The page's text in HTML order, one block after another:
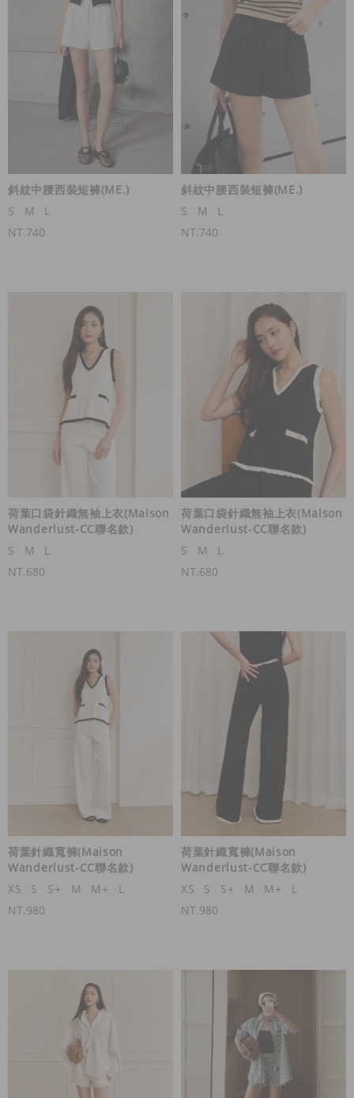
斜紋中腰西裝短褲(ME.)
S
M
L
NT.740
斜紋中腰西裝短褲(ME.)
S
M
L
NT.740
荷葉口袋針織無袖上衣(Maison
Wanderlust-CC聯名款)
S
M
L
NT.680
荷葉口袋針織無袖上衣(Maison
Wanderlust-CC聯名款)
S
M
L
NT.680
荷葉針織寬褲(Maison
Wanderlust-CC聯名款)
XS
S S+ M M+
L
NT.980
荷葉針織寬褲(Maison
Wanderlust-CC聯名款)
XS
S S+ M M+
L
NT.980